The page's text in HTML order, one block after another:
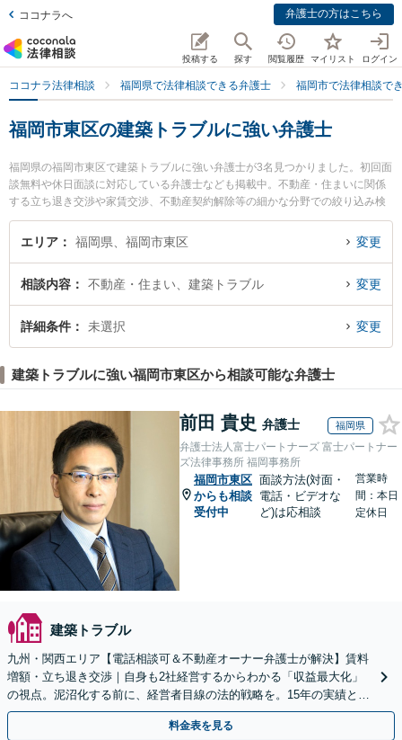
ココナラへ 弁護士の方はこちら
投稿する 探す 閲覧履歴 マイリスト ログイン
ココナラ法律相談 福岡県で法律相談できる弁護士 福岡市で法律相談で
福岡市東区の建築トラブルに強い弁護士
福岡県の福岡市東区で建築トラブルに強い弁護士が3名見つかりました。初回面
談無料や休日面談に対応している弁護士なども掲載中。不動産・住まいに関係
する立ち退き交渉や家賃交渉、不動産契約解除等の細かな分野での絞り込み検
索もでき便利です。特に箱崎法律事務所の馬場 俊介弁護士やIK法律事務所の石
松 信行弁護士、香椎照葉法律事務所の牟田口 裕史弁護士のプロフィール情報や
のトラブル解決の実績豊富な近くの弁護士を検索したい』『初回相談無料で建
築トラブルを法律相談できる福岡市東区内の弁護士に相談予約したい』などで
お困りの相談者さんにおすすめです。
エリア 福岡県、福岡市東区 変更
相談内容 不動産・住まい、建築トラブル 変更
詳細条件 未選択 変更
建築トラブルに強い福岡市東区から相談可能な弁護士
前田 貴史 弁護士 福岡県
弁護士法人富士パートナーズ 富士パートナー
ズ法律事務所 福岡事務所
福岡市東区
からも相談
受付中
面談方法(対面・
電話・ビデオな
ど)は応相談
営業時
間：本日
定休日
建築トラブル
九州・関西エリア【電話相談可＆不動産オーナー弁護士が解決】賃料
増額・立ち退き交渉｜自身も2社経営するからわかる「収益最大化」
の視点。泥沼化する前に、経営者目線の法的戦略を。15年の実績と専
門チームで正当な権利を守ります【顧問先企業60社超】
料金表を見る